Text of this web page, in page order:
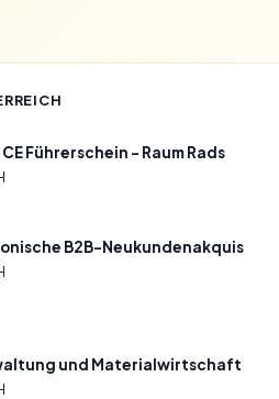
Führerschein – Raum Rads
B2B-Neukundenakquis
und Materialwirtschaft